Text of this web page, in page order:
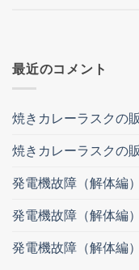
最近のコメント
焼きカレーラスクの
焼きカレーラスクの
発電機故障（解体編）
発電機故障（解体編）
発電機故障（解体編）